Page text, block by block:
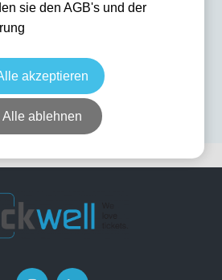
war nicht dabei?
helfen Ihnen gerne persönlich weiter.
contact@tickwell-travel.de
sie den AGB's und der
akzeptieren
Alle ablehnen